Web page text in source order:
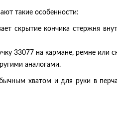
такие особенности:
скрытие кончика стержня
33077 на кармане, ремне или
аналогами.
хватом и для руки в